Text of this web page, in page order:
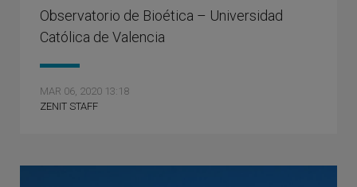
Observatorio de Bioética – Universidad
Católica de Valencia
MAR 06, 2020 13:18
ZENIT STAFF